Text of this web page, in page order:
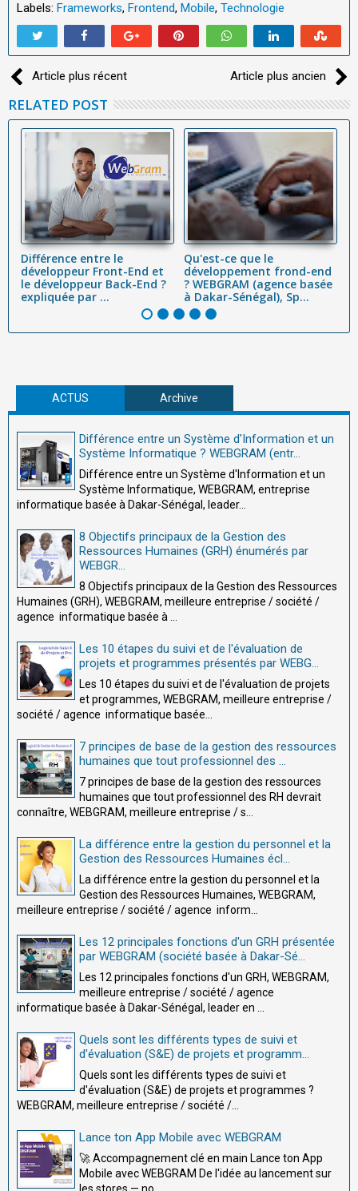
Labels: Frameworks, Frontend, Mobile, Technologie
Article plus récent Article plus ancien
RELATED POST
Différence entre le
développeur Front-End et
le développeur Back-End ?
expliquée par ...
Qu'est-ce que le
développement frond-end
? WEBGRAM (agence basée
à Dakar-Sénégal), Sp...
ACTUS Archive
Différence entre un Système d'Information et un
Système Informatique ? WEBGRAM (entr...
Différence entre un Système d'Information et un
Système Informatique, WEBGRAM, entreprise
informatique basée à Dakar-Sénégal, leader...
8 Objectifs principaux de la Gestion des
Ressources Humaines (GRH) énumérés par
WEBGR...
8 Objectifs principaux de la Gestion des Ressources
Humaines (GRH), WEBGRAM, meilleure entreprise / société /
agence informatique basée à ...
Les 10 étapes du suivi et de l'évaluation de
projets et programmes présentés par WEBG...
Les 10 étapes du suivi et de l'évaluation de projets
et programmes, WEBGRAM, meilleure entreprise /
société / agence informatique basée...
7 principes de base de la gestion des ressources
humaines que tout professionnel des ...
7 principes de base de la gestion des ressources
humaines que tout professionnel des RH devrait
connaître, WEBGRAM, meilleure entreprise / s...
La différence entre la gestion du personnel et la
Gestion des Ressources Humaines écl...
La différence entre la gestion du personnel et la
Gestion des Ressources Humaines, WEBGRAM,
meilleure entreprise / société / agence inform...
Les 12 principales fonctions d'un GRH présentée
par WEBGRAM (société basée à Dakar-Sé...
Les 12 principales fonctions d'un GRH, WEBGRAM,
meilleure entreprise / société / agence
informatique basée à Dakar-Sénégal, leader en ...
Quels sont les différents types de suivi et
d'évaluation (S&E) de projets et programm...
Quels sont les différents types de suivi et
d'évaluation (S&E) de projets et programmes ?
WEBGRAM, meilleure entreprise / société /...
Lance ton App Mobile avec WEBGRAM
🚀 Accompagnement clé en main Lance ton App
Mobile avec WEBGRAM De l'idée au lancement sur
les stores — no...